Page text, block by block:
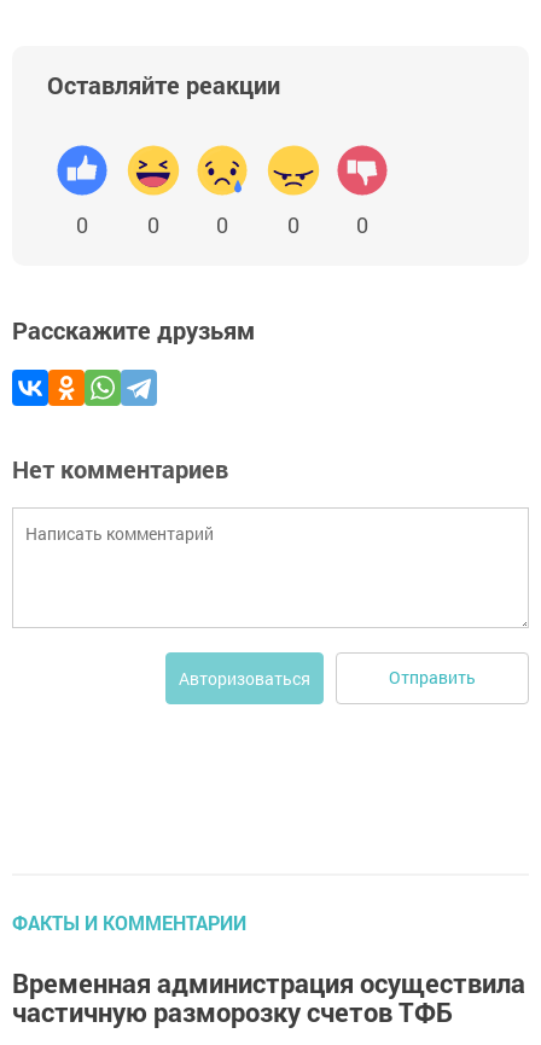
Оставляйте реакции
0 0 0 0 0
Расскажите друзьям
Нет комментариев
Авторизоваться Отправить
ФАКТЫ И КОММЕНТАРИИ
Временная администрация осуществила
частичную разморозку счетов ТФБ